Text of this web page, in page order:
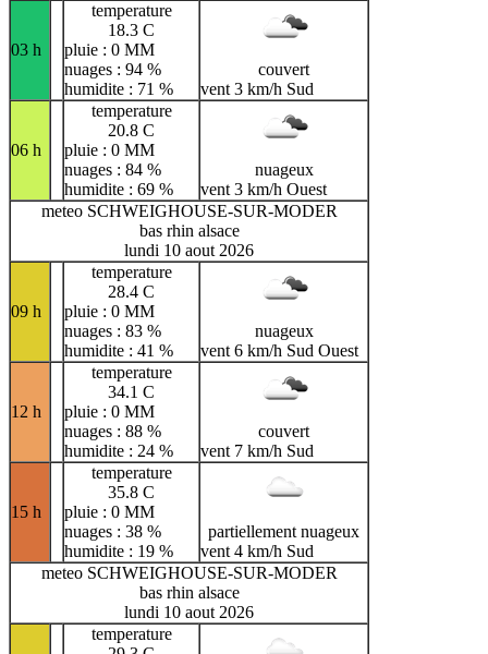
03 h
temperature
18.3 C
pluie : 0 MM
nuages : 94 %
humidite : 71 %
couvert
vent 3 km/h Sud
06 h
temperature
20.8 C
pluie : 0 MM
nuages : 84 %
humidite : 69 %
nuageux
vent 3 km/h Ouest
meteo SCHWEIGHOUSE-SUR-MODER
bas rhin alsace
lundi 10 aout 2026
09 h
temperature
28.4 C
pluie : 0 MM
nuages : 83 %
humidite : 41 %
nuageux
vent 6 km/h Sud Ouest
12 h
temperature
34.1 C
pluie : 0 MM
nuages : 88 %
humidite : 24 %
couvert
vent 7 km/h Sud
15 h
temperature
35.8 C
pluie : 0 MM
nuages : 38 %
humidite : 19 %
partiellement nuageux
vent 4 km/h Sud
meteo SCHWEIGHOUSE-SUR-MODER
bas rhin alsace
lundi 10 aout 2026
temperature